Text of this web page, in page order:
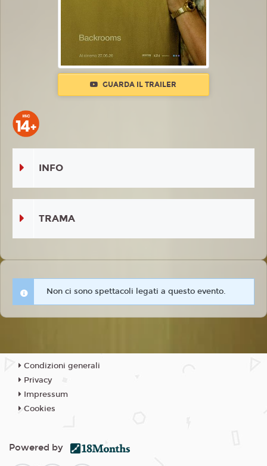
GUARDA IL TRAILER
INFO
TRAMA
Non ci sono spettacoli legati a questo evento.
Condizioni generali
Privacy
Impressum
Cookies
Powered by